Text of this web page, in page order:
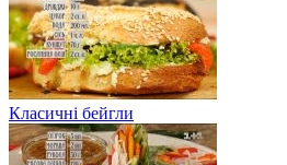
Класичні бейгли